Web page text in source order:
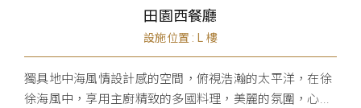
田園西餐廳
設施位置 : L 樓
獨具地中海風情設計感的空間，俯視浩瀚的太平洋，在徐
徐海風中，享用主廚精致的多國料理，美麗的氛圍，心...